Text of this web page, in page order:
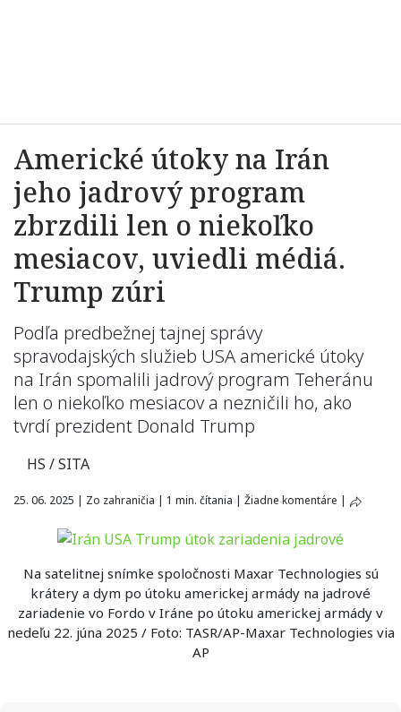
Americké útoky na Irán
jeho jadrový program
zbrzdili len o niekoľko
mesiacov, uviedli médiá.
Trump zúri
Podľa predbežnej tajnej správy
spravodajských služieb USA americké útoky
na Irán spomalili jadrový program Teheránu
len o niekoľko mesiacov a nezničili ho, ako
tvrdí prezident Donald Trump
HS / SITA
25. 06. 2025 | Zo zahraničia | 1 min. čítania | Žiadne komentáre |
Na satelitnej snímke spoločnosti Maxar Technologies sú
krátery a dym po útoku americkej armády na jadrové
zariadenie vo Fordo v Iráne po útoku americkej armády v
nedeľu 22. júna 2025 / Foto: TASR/AP-Maxar Technologies via
AP